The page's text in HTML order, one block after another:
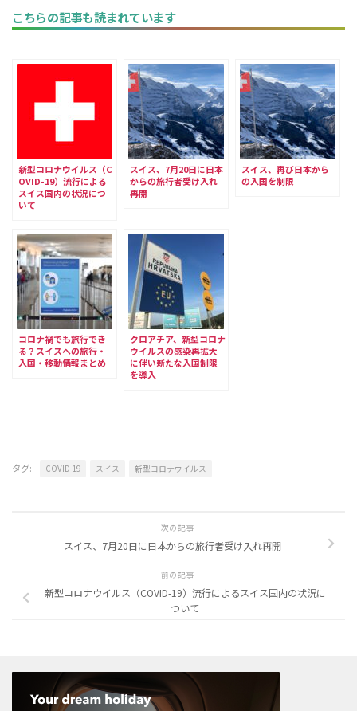
こちらの記事も読まれています
新型コロナウイルス（C
OVID-19）流行による
スイス国内の状況につ
いて
スイス、7月20日に日本
からの旅行者受け入れ
再開
スイス、再び日本から
の入国を制限
コロナ禍でも旅行でき
る？スイスへの旅行・
入国・移動情報まとめ
クロアチア、新型コロナ
ウイルスの感染再拡大
に伴い新たな入国制限
を導入
タグ: COVID-19 スイス 新型コロナウイルス
次の記事
スイス、7月20日に日本からの旅行者受け入れ再開
前の記事
新型コロナウイルス（COVID-19）流行によるスイス国内の状況に
ついて